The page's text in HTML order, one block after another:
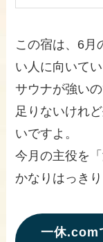
この宿は、6月
い人に向いてい
サウナが強い
足りないけれ
いですよ。
今月の主役を
かなりはっき
一休.com